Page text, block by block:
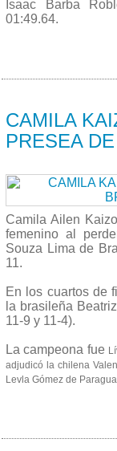
Isaac Barba
01:49.64.
CAMILA
PRESEA
Camila Ailen
femenino al
Souza Lima de
11.
En los cuartos de
la brasileña
11-9 y 11-4).
La campeona fue
adjudicó la chilena V
Levla Gómez de